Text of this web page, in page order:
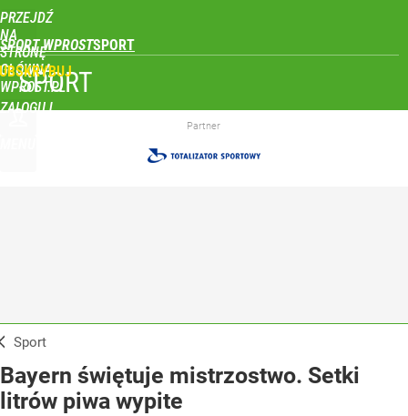
PRZEJDŹ
NA
STRONĘ
GŁÓWNĄ
WPROST.PL
SPORT WPROST
ZALOGUJ
SPORT
Partner
Sport
Bayern świętuje mistrzostwo. Setki
litrów piwa wypite